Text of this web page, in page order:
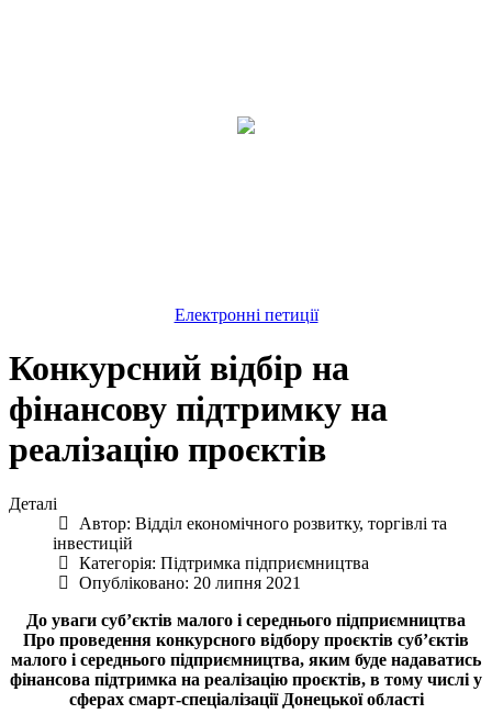
Електронні петиції
Конкурсний відбір на
фінансову підтримку на
реалізацію проєктів
Деталі
Автор: Відділ економічного розвитку, торгівлі та
інвестицій
Категорія: Підтримка підприємництва
Опубліковано: 20 липня 2021
До уваги суб’єктів малого і середнього підприємництва
Про проведення конкурсного відбору проєктів суб’єктів
малого і середнього підприємництва, яким буде надаватись
фінансова підтримка на реалізацію проєктів, в тому числі у
сферах смарт-спеціалізації Донецької області